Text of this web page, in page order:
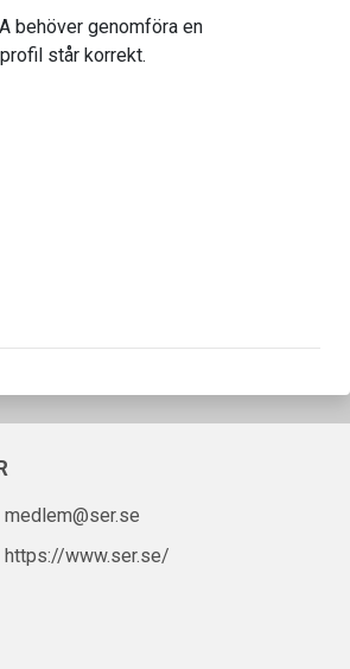
behöver genomföra en
står korrekt.
medlem@ser.se
https://www.ser.se/